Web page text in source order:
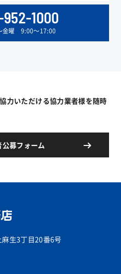
1000
金曜 9:00〜17:00
力いただける協力業者様を随時
募フォーム
生3丁目20番6号